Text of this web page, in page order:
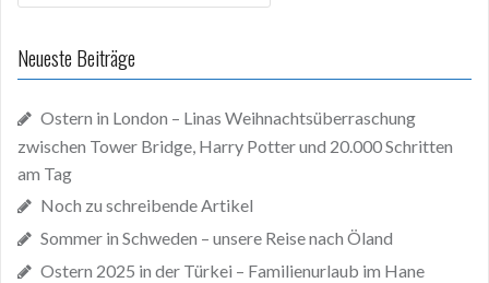
Neueste Beiträge
Ostern in London – Linas Weihnachtsüberraschung
zwischen Tower Bridge, Harry Potter und 20.000 Schritten
am Tag
Noch zu schreibende Artikel
Sommer in Schweden – unsere Reise nach Öland
Ostern 2025 in der Türkei – Familienurlaub im Hane